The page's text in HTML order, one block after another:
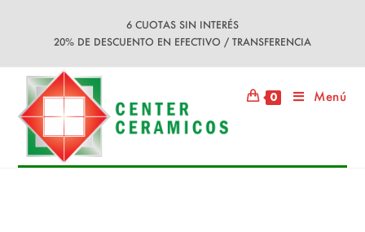
6 CUOTAS SIN INTERÉS
20% DE DESCUENTO EN EFECTIVO / TRANSFERENCIA
0 Menú